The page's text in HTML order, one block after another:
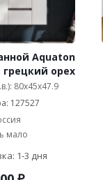
Aquaton
грецкий орех
80x45x47.9
127527
мало
1-3 дня